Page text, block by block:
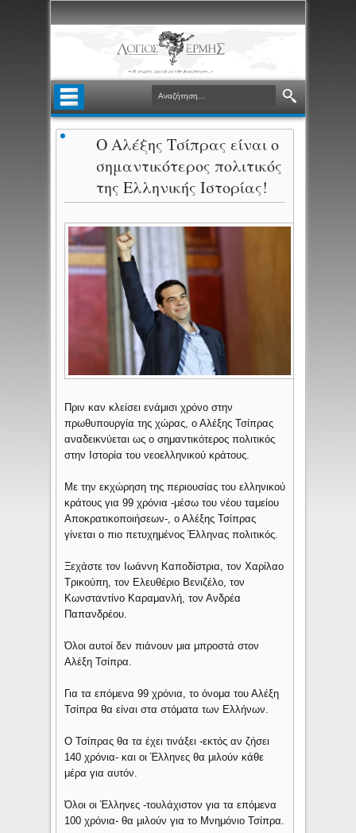
Ο Αλέξης Τσίπρας είναι ο
σημαντικότερος πολιτικός
της Ελληνικής Ιστορίας!
Πριν καν κλείσει ενάμισι χρόνο στην
πρωθυπουργία της χώρας, ο Αλέξης Τσίπρας
αναδεικνύεται ως ο σημαντικότερος πολιτικός
στην Ιστορία του νεοελληνικού κράτους.
Με την εκχώρηση της περιουσίας του ελληνικού
κράτους για 99 χρόνια -μέσω του νέου ταμείου
Αποκρατικοποιήσεων-, ο Αλέξης Τσίπρας
γίνεται ο πιο πετυχημένος Έλληνας πολιτικός.
Ξεχάστε τον Ιωάννη Καποδίστρια, τον Χαρίλαο
Τρικούπη, τον Ελευθέριο Βενιζέλο, τον
Κωνσταντίνο Καραμανλή, τον Ανδρέα
Παπανδρέου.
Όλοι αυτοί δεν πιάνουν μια μπροστά στον
Αλέξη Τσίπρα.
Για τα επόμενα 99 χρόνια, το όνομα του Αλέξη
Τσίπρα θα είναι στα στόματα των Ελλήνων.
Ο Τσίπρας θα τα έχει τινάξει -εκτός αν ζήσει
140 χρόνια- και οι Έλληνες θα μιλούν κάθε
μέρα για αυτόν.
Όλοι οι Έλληνες -τουλάχιστον για τα επόμενα
100 χρόνια- θα μιλούν για το Μνημόνιο Τσίπρα.